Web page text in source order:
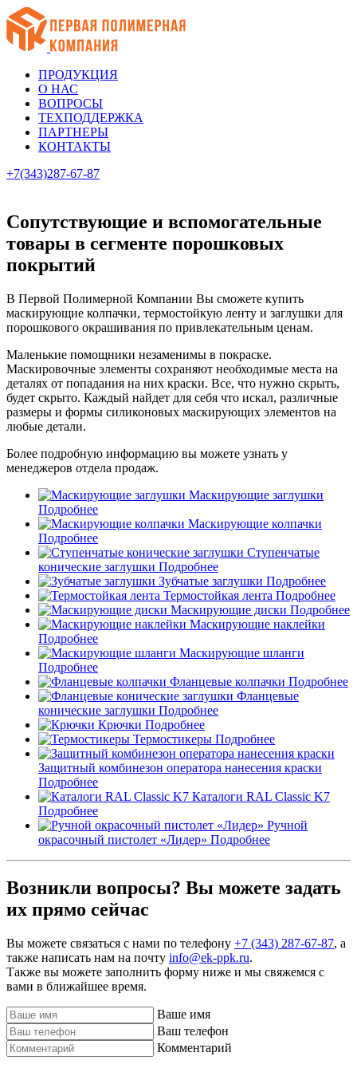
ПРОДУКЦИЯ
О НАС
ВОПРОСЫ
ТЕХПОДДЕРЖКА
ПАРТНЕРЫ
КОНТАКТЫ
+7(343)287-67-87
Сопутствующие и вспомогательные
товары в сегменте порошковых
покрытий
В Первой Полимерной Компании Вы сможете купить
маскирующие колпачки, термостойкую ленту и заглушки для
порошкового окрашивания по привлекательным ценам.
Маленькие помощники незаменимы в покраске.
Маскировочные элементы сохраняют необходимые места на
деталях от попадания на них краски. Все, что нужно скрыть,
будет скрыто. Каждый найдет для себя что искал, различные
размеры и формы силиконовых маскирующих элементов на
любые детали.
Более подробную информацию вы можете узнать у
менеджеров отдела продаж.
Маскирующие заглушки
Подробнее
Маскирующие колпачки
Подробнее
Ступенчатые
конические заглушки Подробнее
Зубчатые заглушки Подробнее
Термостойкая лента Подробнее
Маскирующие диски Подробнее
Маскирующие наклейки
Подробнее
Маскирующие шланги
Подробнее
Фланцевые колпачки Подробнее
Фланцевые
конические заглушки Подробнее
Крючки Подробнее
Термостикеры Подробнее
Защитный комбинезон оператора нанесения краски
Подробнее
Каталоги RAL Classic K7
Подробнее
Ручной
окрасочный пистолет «Лидер» Подробнее
Возникли вопросы? Вы можете задать
их прямо сейчас
Вы можете связаться с нами по телефону +7 (343) 287-67-87, а
также написать нам на почту info@ek-ppk.ru.
Также вы можете заполнить форму ниже и мы свяжемся с
вами в ближайшее время.
Ваше имя
Ваш телефон
Комментарий